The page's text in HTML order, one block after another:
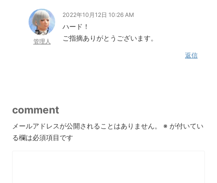
管理人
2022年10月12日 10:26 AM
ハード！
ご指摘ありがとうございます。
返信
comment
メールアドレスが公開されることはありません。 ※ が付いてい
る欄は必須項目です